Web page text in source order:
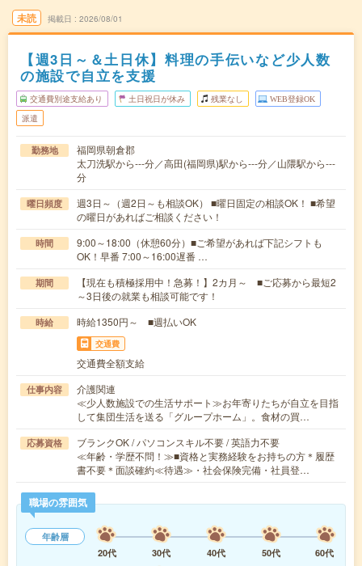
未読 掲載日 2026/08/01
【週3日～＆土日休】料理の手伝いなど少人数
の施設で自立を支援
交通費別途支給あり 土日祝日が休み 残業なし WEB登録OK
派遣
勤務地
福岡県朝倉郡
太刀洗駅から---分／高田(福岡県)駅から---分／山隈駅から---
分
曜日頻度
週3日～（週2日～も相談OK） ■曜日固定の相談OK！ ■希望
の曜日があればご相談ください！
時間
9:00～18:00（休憩60分）■ご希望があれば下記シフトも
OK！早番 7:00～16:00遅番 …
期間
【現在も積極採用中！急募！】2カ月～ ■ご応募から最短2
～3日後の就業も相談可能です！
時給 時給1350円～ ■週払いOK
交通費
交通費全額支給
仕事内容
介護関連
≪少人数施設での生活サポート≫お年寄りたちが自立を目指
して集団生活を送る「グループホーム」。食材の買…
応募資格
ブランクOK / パソコンスキル不要 / 英語力不要
≪年齢・学歴不問！≫■資格と実務経験をお持ちの方＊履歴
書不要＊面談確約≪待遇≫・社会保険完備・社員登…
職場の雰囲気
年齢層
20代
30代 40代 50代
60代